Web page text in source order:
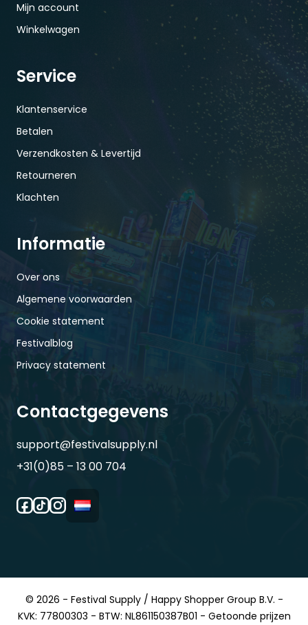
Mijn account
Winkelwagen
Service
Klantenservice
Betalen
Verzendkosten & Levertijd
Retourneren
Klachten
Informatie
Over ons
Algemene voorwaarden
Cookie statement
Festivalblog
Privacy statement
Contactgegevens
support@festivalsupply.nl
+31(0)85 – 13 00 704
© 2026 - Festival Supply / Happy Shopper Group B.V. -
KVK: 77800303 - BTW: NL861150387B01 - Getoonde prijzen